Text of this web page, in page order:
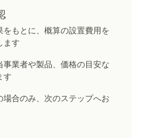
をもとに、概算の設置費用を
ます
事業者や製品、価格の目安な
す
場合のみ、次のステップへお